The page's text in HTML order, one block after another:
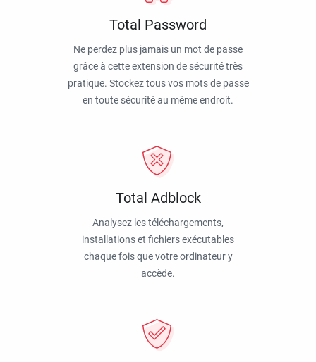
Total Password
Ne perdez plus jamais un mot de passe
grâce à cette extension de sécurité très
pratique. Stockez tous vos mots de passe
en toute sécurité au même endroit.
Total Adblock
Analysez les téléchargements,
installations et fichiers exécutables
chaque fois que votre ordinateur y
accède.